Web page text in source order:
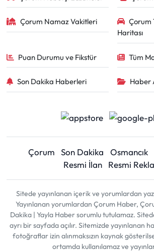
Çorum Namaz Vakitleri
Çorum
Haritası
Puan Durumu ve Fikstür Tüm
Son Dakika Haberleri Haber
Çorum Son Dakika Osmancık
Resmi İlan
Resmi
Sitede yayınlanan içerik ve yorumlardan
Yayınlanan yorumlardan Çorum Haber,
Dakika | Yayla Haber sorumlu tutulamaz.
ayrı bir sayfada açılır. Sitemizde yayınlanan
fotoğraflar izin alınmaksızın kaynak
ortamda kullanılamaz ve